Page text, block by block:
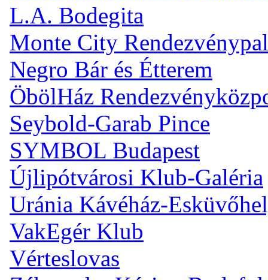
L.A. Bodegita
Monte City
Negro Bár és Étterem
ÖbölHáz
Seybold-Garab Pince
SYMBOL Budapest
Újlipótvárosi Klub-Galéria
Uránia Kávéház-
VakEgér Klub
Vérteslovas